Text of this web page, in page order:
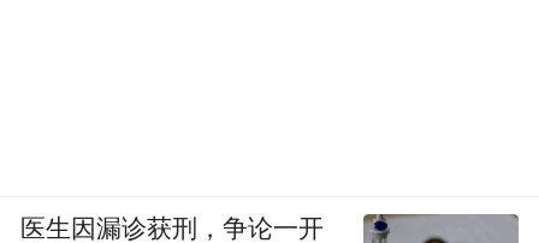
医生因漏诊获刑，争论一开